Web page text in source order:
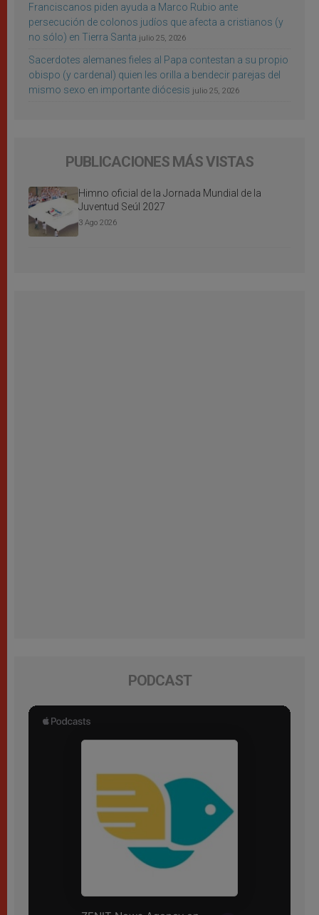
Franciscanos piden ayuda a Marco Rubio ante
persecución de colonos judíos que afecta a cristianos (y
no sólo) en Tierra Santa julio 25, 2026
Sacerdotes alemanes fieles al Papa contestan a su propio
obispo (y cardenal) quien les orilla a bendecir parejas del
mismo sexo en importante diócesis julio 25, 2026
PUBLICACIONES MÁS VISTAS
Himno oficial de la Jornada Mundial de la
Juventud Seúl 2027
3 Ago 2026
PODCAST